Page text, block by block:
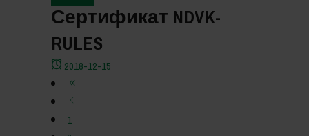
Сертификат NDVK-
RULES
2018-12-15
1